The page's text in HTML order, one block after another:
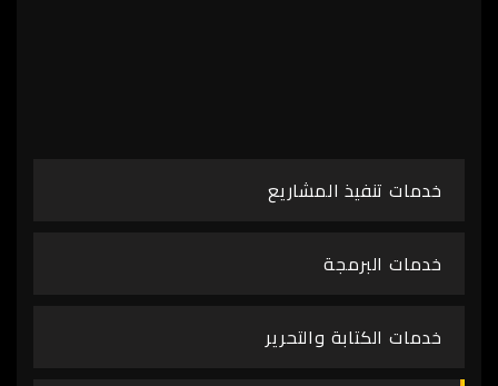
خدمات تنفيذ المشاريع
خدمات البرمجة
خدمات الكتابة والتحرير